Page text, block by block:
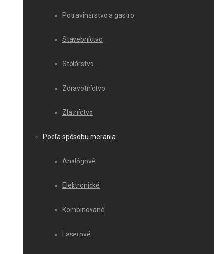
Potravinárstvo a gastro
Stavebníctvo
Stolárstvo
Zdravotníctvo
Zlatníctvo
Podľa spôsobu merania
Analógové
Elektronické
Kombinované
Laserové